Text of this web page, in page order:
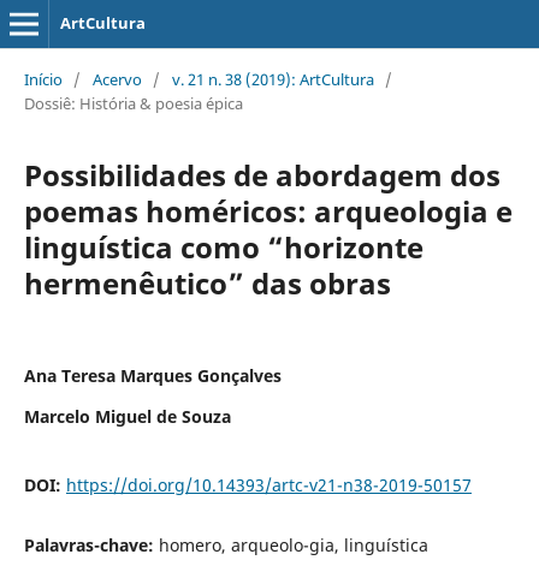
ArtCultura
Início / Acervo / v. 21 n. 38 (2019): ArtCultura /
Dossiê: História & poesia épica
Possibilidades de abordagem dos
poemas homéricos: arqueologia e
linguística como “horizonte
hermenêutico” das obras
Ana Teresa Marques Gonçalves
Marcelo Miguel de Souza
DOI: https://doi.org/10.14393/artc-v21-n38-2019-50157
Palavras-chave: homero, arqueolo-gia, linguística